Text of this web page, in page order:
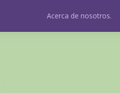
Acerca de nosotros.